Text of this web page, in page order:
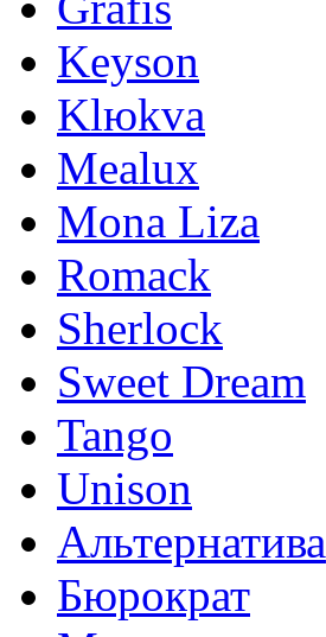
Keyson
Klюkva
Mealux
Mona Liza
Romack
Sherlock
Sweet Dream
Tango
Unison
Альтернатива
Бюрократ